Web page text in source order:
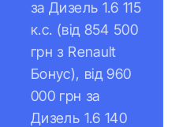
за Дизель 1.6 115
к.с. (від 854 500
грн з Renault
Бонус), від 960
000 грн за
Дизель 1.6 140